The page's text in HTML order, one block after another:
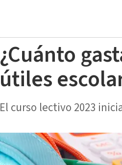
¿Cuánto
útiles
El curso lectivo 2023